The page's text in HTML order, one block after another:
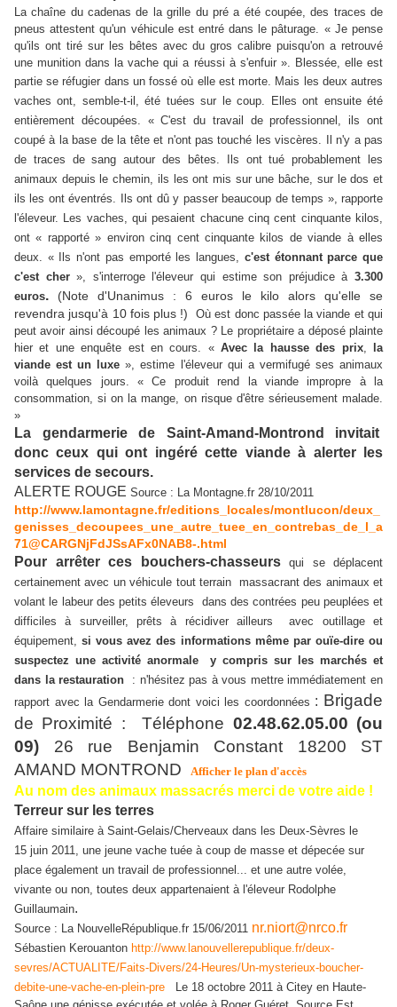
La chaîne du cadenas de la grille du pré a été coupée, des traces de
pneus attestent qu'un véhicule est entré dans le pâturage. « Je pense
qu'ils ont tiré sur les bêtes avec du gros calibre puisqu'on a retrouvé
une munition dans la vache qui a réussi à s'enfuir ». Blessée, elle est
partie se réfugier dans un fossé où elle est morte. Mais les deux autres
vaches ont, semble-t-il, été tuées sur le coup. Elles ont ensuite été
entièrement découpées. « C'est du travail de professionnel, ils ont
coupé à la base de la tête et n'ont pas touché les viscères. Il n'y a pas
de traces de sang autour des bêtes. Ils ont tué probablement les
animaux depuis le chemin, ils les ont mis sur une bâche, sur le dos et
ils les ont éventrés. Ils ont dû y passer beaucoup de temps », rapporte
l'éleveur. Les vaches, qui pesaient chacune cinq cent cinquante kilos,
ont « rapporté » environ cinq cent cinquante kilos de viande à elles
deux. « Ils n'ont pas emporté les langues, c'est étonnant parce que
c'est cher», s'interroge l'éleveur qui estime son préjudice à 3.300
euros. (Note d'Unanimus : 6 euros le kilo alors qu'elle se
revendra jusqu'à 10 fois plus !) Où est donc passée la viande et qui
peut avoir ainsi découpé les animaux ? Le propriétaire a déposé plainte
hier et une enquête est en cours. «Avec la hausse des prix,
la
viande est un luxe », estime l'éleveur qui a vermifugé ses animaux
voilà quelques jours. « Ce produit rend la viande impropre à la
consommation, si on la mange, on risque d'être sérieusement malade.
»
La gendarmerie de Saint-Amand-Montrond invitait
donc ceux qui ont ingéré cette viande à alerter les
services de secours.
ALERTE ROUGE Source : La Montagne.fr 28/10/2011
http://www.lamontagne.fr/editions_locales/montlucon/deux_
genisses_decoupees_une_autre_tuee_en_contrebas_de_l_a
71@CARGNjFdJSsAFx0NAB8-.html
Pour arrêter ces bouchers-chasseurs qui se déplacent
certainement avec un véhicule tout terrain massacrant des animaux et
volant le labeur des petits éleveurs dans des contrées peu peuplées et
difficiles à surveiller, prêts à récidiver ailleurs avec outillage et
équipement,si vous avez des informations même par ouïe-dire ou
suspectez une activité anormale y compris sur les marchés et
dans la restauration
: n'hésitez pas à vous mettre immédiatement en
rapport avec la Gendarmerie dont voici les coordonnées : Brigade
de Proximité : Téléphone 02.48.62.05.00 (ou
09) 26 rue Benjamin Constant 18200 ST
AMAND MONTROND
Afficher le plan d'accès
Au nom des animaux massacrés merci de votre aide !
Terreur sur les terres
Affaire similaire à Saint-Gelais/Cherveaux dans les Deux-Sèvres le
15 juin 2011, une jeune vache tuée à coup de masse et dépecée sur
place également un travail de professionnel... et une autre volée,
vivante ou non, toutes deux appartenaient à l'éleveur Rodolphe
Guillaumain.
Source : La NouvelleRépublique.fr 15/06/2011 nr.niort@nrco.fr
Sébastien Kerouanton http://www.lanouvellerepublique.fr/deux-
sevres/ACTUALITE/Faits-Divers/24-Heures/Un-mysterieux-boucher-
debite-une-vache-en-plein-pre
Le 18 octobre 2011 à Citey en Haute-